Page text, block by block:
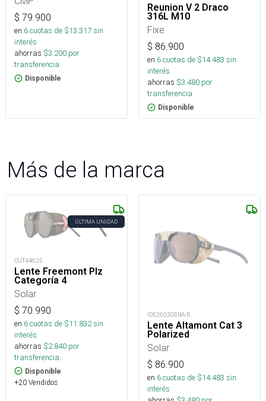
$ 79.900
en 6cuotas de $13.317sin
interés
ahorras $3.200 por
transferencia.
Disponible
Reunion V 2 Draco
316L M10
Fixe
$ 86.900
en 6cuotas de $14.483 sin
interés
ahorras $3.480 por
transferencia.
Disponible
Más de la marca
ÚLTIMA UNIDAD
OUT44625
Lente Freemont Plz
Categoría 4
Solar
$ 70.990
en 6cuotas de $11.832sin
interés
ahorras $2.840 por
transferencia.
Disponible
+20 Vendidos
IDE260208BA-R
Lente Altamont Cat 3
Polarized
Solar
$ 86.900
en 6cuotas de $14.483 sin
interés